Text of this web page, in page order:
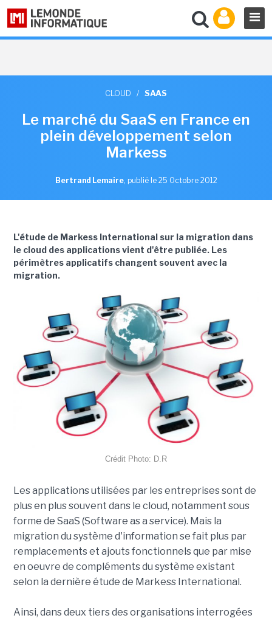
CLOUD / SAAS
Le marché du SaaS en France en
plein développement selon
Markess
Bertrand Lemaire, publié le 25 Octobre 2012
L'étude de Markess International sur la migration dans
le cloud des applications vient d'être publiée. Les
périmètres applicatifs changent souvent avec la
migration.
Crédit Photo: D.R
Les applications utilisées par les entreprises sont de
plus en plus souvent dans le cloud, notamment sous
forme de SaaS (Software as a service). Mais la
migration du système d'information se fait plus par
remplacements et ajouts fonctionnels que par mise
en oeuvre de compléments du système existant
selon la dernière étude de Markess International.
Ainsi, dans deux tiers des organisations interrogées